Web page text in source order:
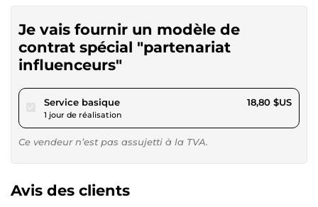
Je vais fournir un modèle de
contrat spécial "partenariat
influenceurs"
Service basiquepour 17,32 $US
1 jour de réalisation
18,80 $US
Ce vendeur n’est pas assujetti à la TVA.
Avis des clients